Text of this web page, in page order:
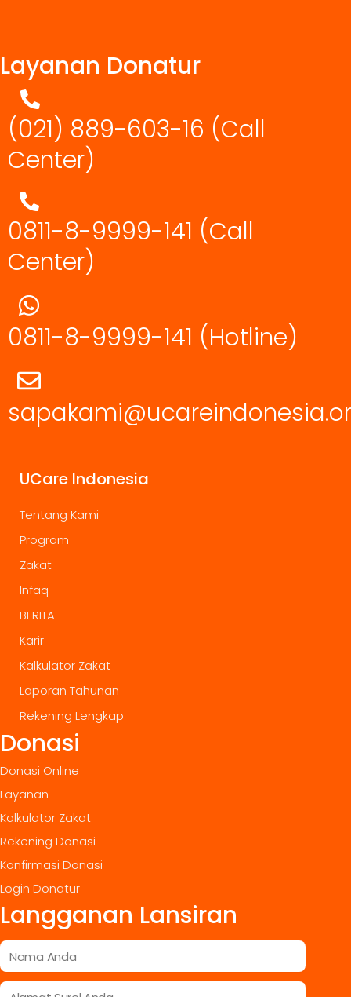
Layanan Donatur
(021) 889-603-16 (Call
Center)
0811-8-9999-141 (Call
Center)
0811-8-9999-141 (Hotline)
UCare Indonesia
Tentang Kami
Program
Zakat
Infaq
BERITA
Karir
Kalkulator Zakat
Laporan Tahunan
Rekening Lengkap
Donasi
Donasi Online
Layanan
Kalkulator Zakat
Rekening Donasi
Konfirmasi Donasi
Login Donatur
Langganan Lansiran